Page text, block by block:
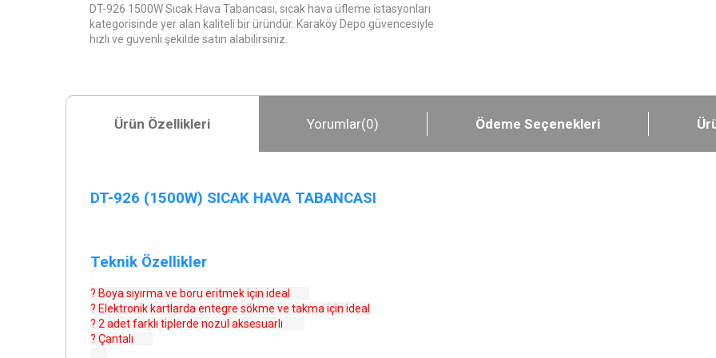
DT-926 1500W Sıcak Hava Tabancası, sıcak hava üfleme i̇stasyonları
kategorisinde yer alan kaliteli bir üründür. Karaköy Depo güvencesiyle
hızlı ve güvenli şekilde satın alabilirsiniz.
Ürün Özellikleri Yorumlar(0) Ödeme Seçenekleri
DT-926 (1500W) SICAK HAVA TABANCASI
Teknik Özellikler
? Boya sıyırma ve boru eritmek için ideal
? Elektronik kartlarda entegre sökme ve takma için ideal
? 2 adet farklı tiplerde nozul aksesuarlı
? Çantalı